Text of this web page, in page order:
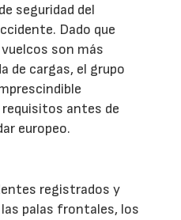
seguridad del
Dado que
son más
de cargas, el grupo
antes de
europeo.
registrados y
palas frontales, los